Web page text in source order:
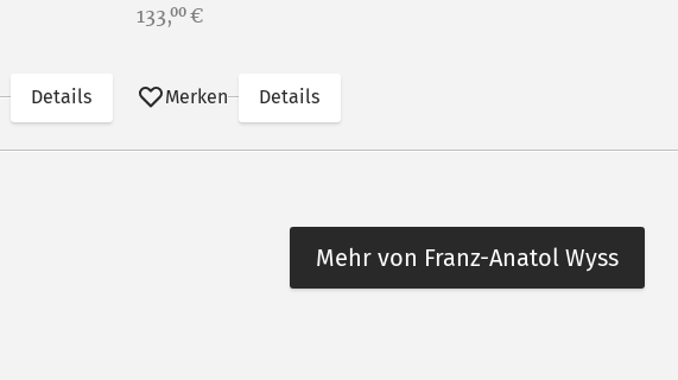
Details
Preis:
133,00 €
Merken Details
Mehr von Franz-Anatol Wyss